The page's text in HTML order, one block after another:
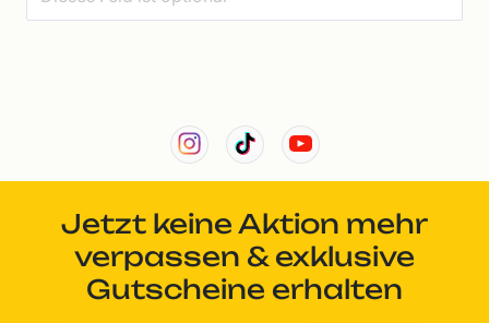
Jetzt keine Aktion mehr
verpassen & exklusive
Gutscheine erhalten